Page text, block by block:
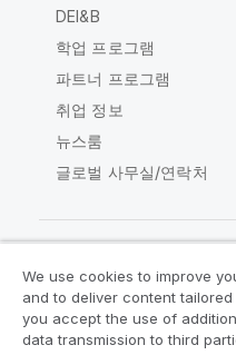
DEI&B
학업 프로그램
파트너 프로그램
취업 정보
뉴스룸
글로벌 사무실/연락처
Qlik
법적 계약 제품 약관
We use cookies to improve
and to deliver content tailored
you accept the use of
data transmission to third